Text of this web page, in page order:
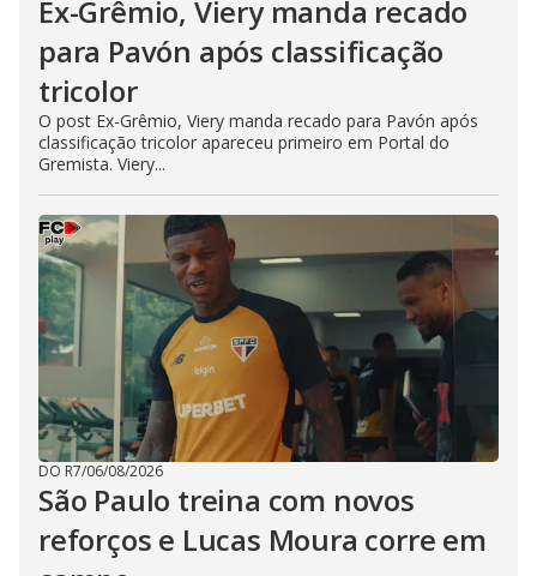
Ex-Grêmio, Viery manda recado
para Pavón após classificação
tricolor
O post Ex-Grêmio, Viery manda recado para Pavón após
classificação tricolor apareceu primeiro em Portal do
Gremista. Viery...
DO R7/06/08/2026
São Paulo treina com novos
reforços e Lucas Moura corre em